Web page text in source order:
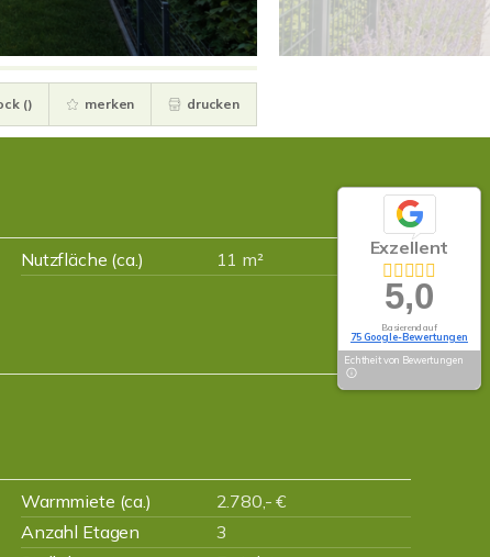
() merken drucken
Nutzfläche (ca.)
11 m²
Warmmiete (ca.)
2.780,- €
Anzahl Etagen
3
Exzellent
5,0
Basierend auf
75 Google-Bewertungen
Echtheit von Bewertungen